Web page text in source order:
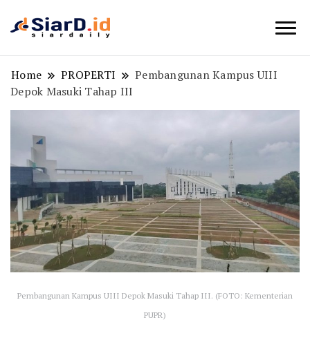
Home PROPERTI
Pembangunan Kampus UIII
Depok Masuki Tahap III
Pembangunan Kampus UIII Depok Masuki Tahap III. (FOTO: Kementerian
PUPR)